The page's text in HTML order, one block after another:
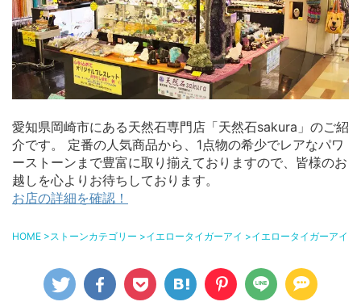
愛知県岡崎市にある天然石専門店「天然石sakura」のご紹
介です。 定番の人気商品から、1点物の希少でレアなパワ
ーストーンまで豊富に取り揃えておりますので、皆様のお
越しを心よりお待ちしております。
お店の詳細を確認！
HOME >ストーンカテゴリー >イエロータイガーアイ >イエロータイガーアイ